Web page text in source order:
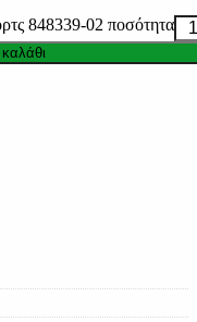
848339-02 ποσότητα